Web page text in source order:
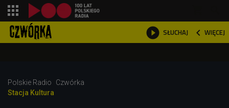
 SŁUCHAJ  WIĘCEJ

Polskie Radio
Czwórka
Stacja Kultura